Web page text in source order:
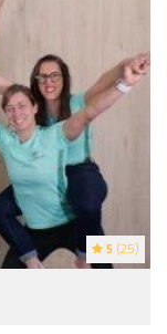
5 (25)